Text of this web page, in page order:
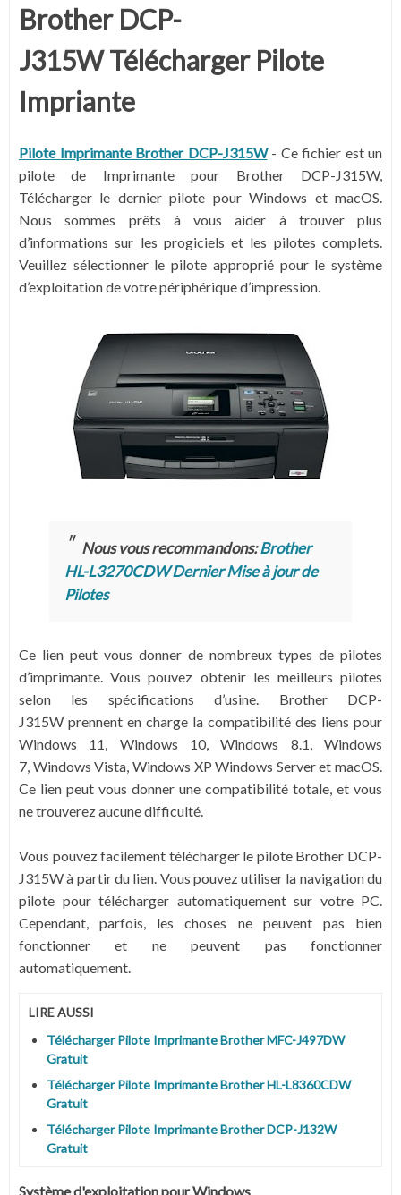
Brother DCP-
J315WTélécharger Pilote
Impriante
Pilote Imprimante Brother DCP-J315W- Ce fichier est un
pilote de Imprimante pour Brother DCP-J315W,
Télécharger le dernier pilote pour Windows et macOS.
Nous sommes prêts à vous aider à trouver plus
d’informations sur les progiciels et les pilotes complets.
Veuillez sélectionner le pilote approprié pour le système
d’exploitation de votre périphérique d’impression.
Nous vous recommandons:Brother
HL-L3270CDW Dernier Mise à jour de
Pilotes
Ce lien peut vous donner de nombreux types de pilotes
d’imprimante. Vous pouvez obtenir les meilleurs pilotes
selon les spécifications d’usine. Brother DCP-
J315W prennent en charge la compatibilité des liens pour
Windows 11, Windows 10, Windows 8.1, Windows
7, Windows Vista, Windows XP Windows Server et macOS.
Ce lien peut vous donner une compatibilité totale, et vous
ne trouverez aucune difficulté.
Vous pouvez facilement télécharger le pilote Brother DCP-
J315W à partir du lien. Vous pouvez utiliser la navigation du
pilote pour télécharger automatiquement sur votre PC.
Cependant, parfois, les choses ne peuvent pas bien
fonctionner et ne peuvent pas fonctionner
automatiquement.
LIRE AUSSI
Télécharger Pilote Imprimante Brother MFC-J497DW
Gratuit
Télécharger Pilote Imprimante Brother HL-L8360CDW
Gratuit
Télécharger Pilote Imprimante Brother DCP-J132W
Gratuit
Systèmed'exploitation pour Windows